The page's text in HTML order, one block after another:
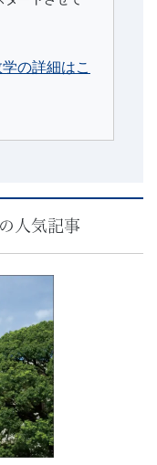
の詳細はこ
人気記事